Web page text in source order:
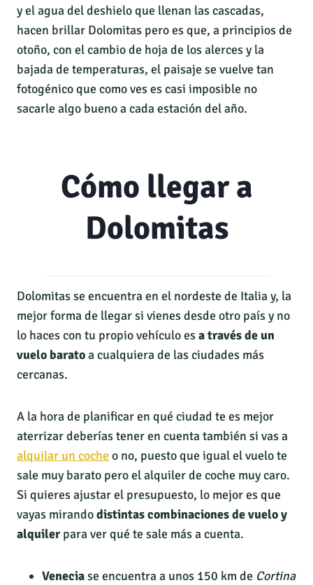
y el agua del deshielo que llenan las cascadas,
hacen brillar Dolomitas pero es que, a principios de
otoño, con el cambio de hoja de los alerces y la
bajada de temperaturas, el paisaje se vuelve tan
fotogénico que como ves es casi imposible no
sacarle algo bueno a cada estación del año.
Cómo llegar a
Dolomitas
Dolomitas se encuentra en el nordeste de Italia y, la
mejor forma de llegar si vienes desde otro país y no
lo haces con tu propio vehículo esa través de un
vuelo baratoa cualquiera de las ciudades más
cercanas.
A la hora de planificar en qué ciudad te es mejor
aterrizar deberías tener en cuenta también si vas a
alquilar un coche o no, puesto que igual el vuelo te
sale muy barato pero el alquiler de coche muy caro.
Si quieres ajustar el presupuesto, lo mejor es que
vayas mirandodistintas combinaciones de vuelo y
alquiler para ver qué te sale más a cuenta.
Veneciase encuentra a unos 150 km de Cortina